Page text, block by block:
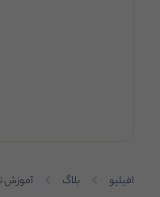
افیلیو بلاگ آموزش